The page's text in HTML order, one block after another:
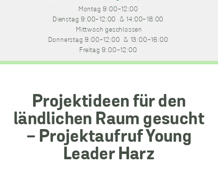
Montag 9:00-12:00
Dienstag 9:00-12:00 & 14:00-18:00
Mittwoch geschlossen
Donnerstag 9:00-12:00 & 13:00-16:00
Freitag 9:00-12:00